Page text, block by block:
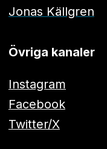
Jonas Källgren
Övriga kanaler
Instagram
Facebook
Twitter/X